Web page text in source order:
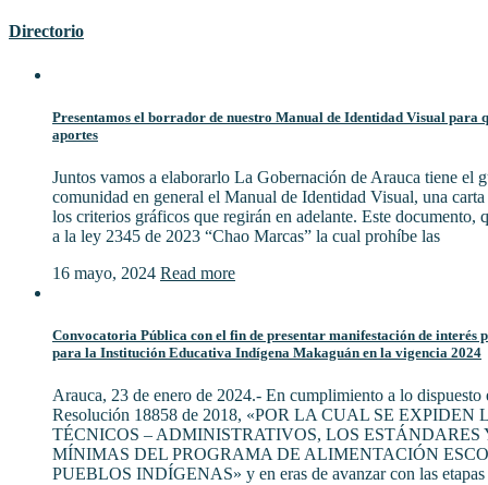
Directorio
Presentamos el borrador de nuestro Manual de Identidad Visual para
aportes
Juntos vamos a elaborarlo La Gobernación de Arauca tiene el
comunidad en general el Manual de Identidad Visual, una
los criterios gráficos que regirán en adelante. Este documento,
a la ley 2345 de 2023 “Chao Marcas” la cual prohíbe las
16 mayo, 2024 Read more
Convocatoria Pública con el fin de presentar manifestación de interés
para la Institución Educativa Indígena Makaguán en la vigencia 2024
Arauca, 23 de enero de 2024.- En cumplimiento a lo dispuesto
Resolución 18858 de 2018, «POR LA CUAL SE
TÉCNICOS – ADMINISTRATIVOS, LOS ESTÁNDARES
MÍNIMAS DEL PROGRAMA DE ALIMENTACIÓN
PUEBLOS INDÍGENAS» y en eras de avanzar con las etapas